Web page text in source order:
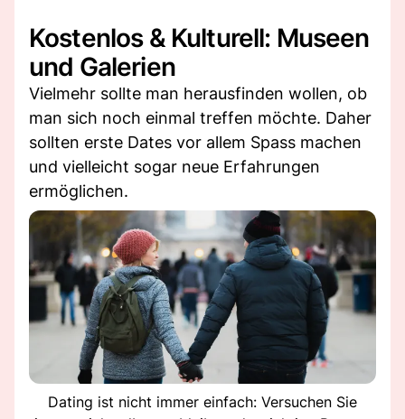
Kostenlos & Kulturell: Museen
und Galerien
Vielmehr sollte man herausfinden wollen, ob
man sich noch einmal treffen möchte. Daher
sollten erste Dates vor allem Spass machen
und vielleicht sogar neue Erfahrungen
ermöglichen.
Dating ist nicht immer einfach: Versuchen Sie